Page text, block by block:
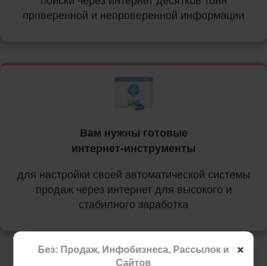
×
Без: Продаж, Инфобизнеса, Рассылок и
Сайтов
проверенной и непроверенной информации
Вам нужны готовые
интернет-инструменты
для настройки своей автоматической системы
продаж через интернет для высокого и
стабилного заработка